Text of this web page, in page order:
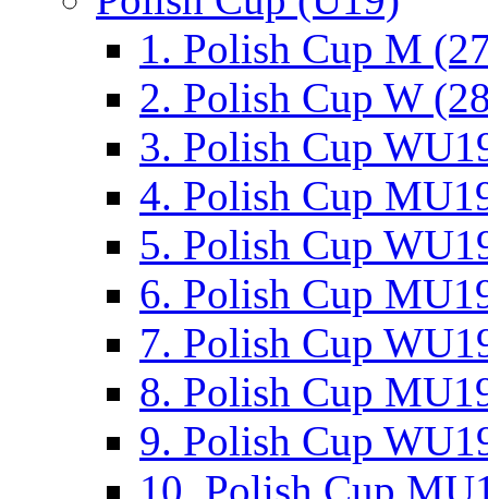
1. Polish Cup M
2. Polish Cup W
3. Polish Cup
4. Polish Cup
5. Polish Cup
6. Polish Cup
7. Polish Cup
8. Polish Cup
9. Polish Cup
10. Polish Cup